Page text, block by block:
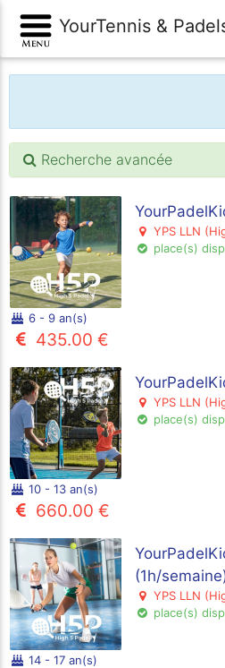
YourTennis &
Recherche avancée
YPS LLN
place(s)
6 - 9 an(s)
435.00 €
YPS LLN
place(s)
10 - 13 an(s)
660.00 €
(1h/
YPS LLN
place(s)
14 - 17 an(s)